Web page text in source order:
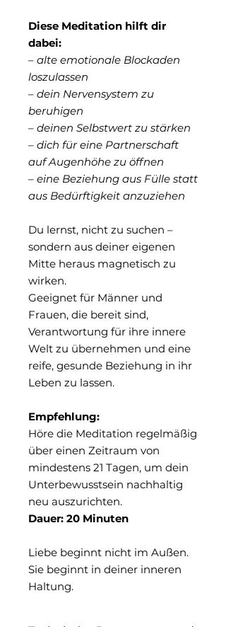
Diese Meditation hilft dir
dabei:
– alte emotionale Blockaden
loszulassen
– dein Nervensystem zu
beruhigen
– deinen Selbstwert zu stärken
– dich für eine Partnerschaft
auf Augenhöhe zu öffnen
– eine Beziehung aus Fülle statt
aus Bedürftigkeit anzuziehen
Du lernst, nicht zu suchen –
sondern aus deiner eigenen
Mitte heraus magnetisch zu
wirken.
Geeignet für Männer und
Frauen, die bereit sind,
Verantwortung für ihre innere
Welt zu übernehmen und eine
reife, gesunde Beziehung in ihr
Leben zu lassen.
Empfehlung:
Höre die Meditation regelmäßig
über einen Zeitraum von
mindestens 21 Tagen, um dein
Unterbewusstsein nachhaltig
neu auszurichten.
Dauer: 20 Minuten
Liebe beginnt nicht im Außen.
Sie beginnt in deiner inneren
Haltung.